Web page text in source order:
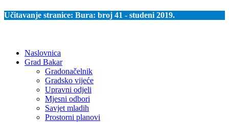
Učitavanje stranice: Bura: broj 41 - studeni 2019.
Naslovnica
Grad Bakar
Gradonačelnik
Gradsko vijeće
Upravni odjeli
Mjesni odbori
Savjet mladih
Prostorni planovi